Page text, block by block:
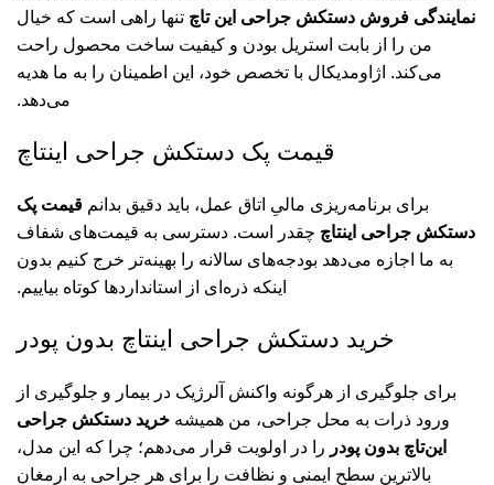
نمایندگی فروش دستکش جراحی این‌ تاچ تنها راهی است که خیال
من را از بابت استریل بودن و کیفیت ساخت محصول راحت
می‌کند. اژاومدیکال با تخصص خود، این اطمینان را به ما هدیه
می‌دهد.
قیمت پک دستکش جراحی اینتاچ
برای برنامه‌ریزی مالیِ اتاق عمل، باید دقیق بدانم قیمت پک
دستکش جراحی اینتاچ چقدر است. دسترسی به قیمت‌های شفاف
به ما اجازه می‌دهد بودجه‌های سالانه را بهینه‌تر خرج کنیم بدون
اینکه ذره‌ای از استانداردها کوتاه بیاییم.
خرید دستکش جراحی اینتاچ بدون پودر
برای جلوگیری از هرگونه واکنش آلرژیک در بیمار و جلوگیری از
ورود ذرات به محل جراحی، من همیشه خرید دستکش جراحی
این‌تاچ بدون پودر را در اولویت قرار می‌دهم؛ چرا که این مدل،
بالاترین سطح ایمنی و نظافت را برای هر جراحی به ارمغان